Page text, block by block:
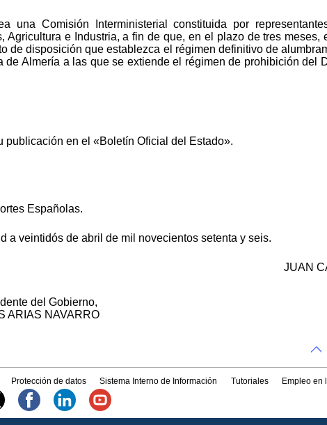
una Comisión Interministerial constituida por
e Industria, a fin de que, en el plazo de tres meses,
de disposición que establezca el régimen definitivo de
Almería a las que se extiende el régimen de prohibición del
publicación en el «Boletín Oficial del Estado».
Españolas.
a veintidós de abril de mil novecientos setenta y seis.
JUAN
del Gobierno,
ARIAS NAVARRO
Protección de datos Sistema Interno de Información Tutoriales Empleo en